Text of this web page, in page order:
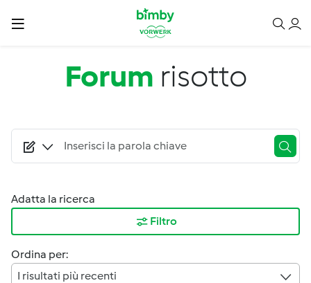
Salta al contenuto principale
Forum risotto
Adatta la ricerca
Filtro
Ordina per:
I risultati più recenti